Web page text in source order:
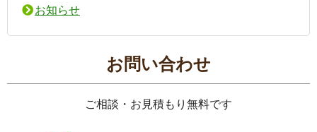
お知らせ
お問い合わせ
ご相談・お見積もり無料です